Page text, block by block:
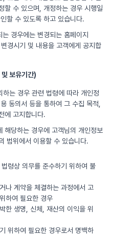
할 수 있으며, 개정하는 경우 시행일
할 수 있도록 하고 있습니다.
경우에는 변경되는 홈페이지
경시기 및 내용을 고객에게 공지합
보유기간)
는 경우 관련 법령에 따라 개인정
동의서 등을 통하여 그 수집 목적,
에 고지합니다.
당하는 경우에 고객님의 개인정보
범위에서 이용할 수 있습니다.
령상 의무를 준수하기 위하여 불
나 계약을 체결하는 과정에서 고
하여 필요한 경우
한 생명, 신체, 재산의 이익을 위
위하여 필요한 경우로서 명백하